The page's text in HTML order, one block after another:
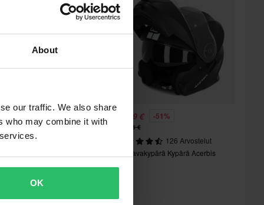
About
our traffic. We also share
who may combine it with
OK
€
€
88,99 € -51%
179,96 €
126 Arvostelut
Avattavakypärä Kypärä Acerbis